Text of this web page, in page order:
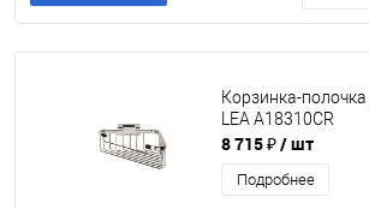
Корзинка-
LEA A18310CR
8 715 ₽/ шт
Подробнее